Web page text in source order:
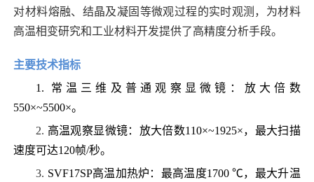
对材料熔融、结晶及凝固等微观过程的实时观测 ， 为材料
高温相变研究和工业材料开发提供了高精度分析手段。
主要技术指标
1. 常温三维及普通观察显微镜：放大倍数
550×~5500×。
2. 高温观察显微镜：放大倍数110×~1925×， 最大扫描
速度可达120帧/秒。
3. SVF17SP高温加热炉：最高温度1700 ℃，最大升温